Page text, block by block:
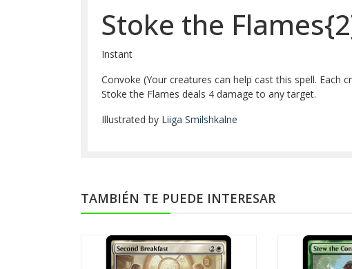
Stoke the
Instant
Convoke (Your creatures can help cast this spell.
Stoke the Flames deals 4 damage to any target.
Illustrated by Liiga Smilshkalne
TAMBIÉN TE PUEDE INTERESAR